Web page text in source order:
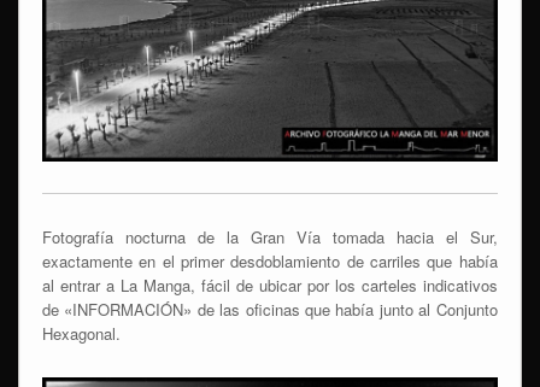
Fotografía nocturna de la Gran Vía tomada hacia el Sur,
exactamente en el primer desdoblamiento de carriles que había
al entrar a La Manga, fácil de ubicar por los carteles indicativos
de «INFORMACIÓN» de las oficinas que había junto al Conjunto
Hexagonal.